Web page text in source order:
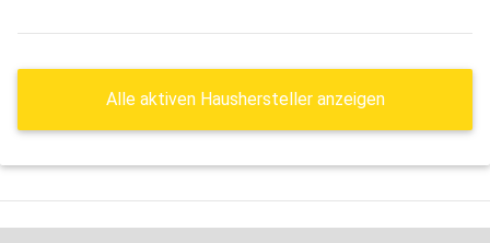
Alle aktiven Haushersteller anzeigen